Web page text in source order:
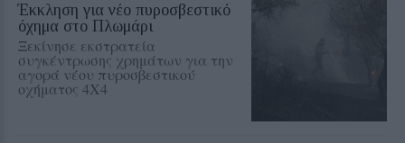
Έκκληση για νέο πυροσβεστικό
όχημα στο Πλωμάρι
Ξεκίνησε εκστρατεία
συγκέντρωσης χρημάτων για την
αγορά νέου πυροσβεστικού
οχήματος 4Χ4